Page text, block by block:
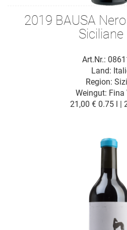
2019 BAUSA
Siciliane
Art.Nr.:
Region:
Weingut: Fina
Land:
21,00 € 0.75 l |